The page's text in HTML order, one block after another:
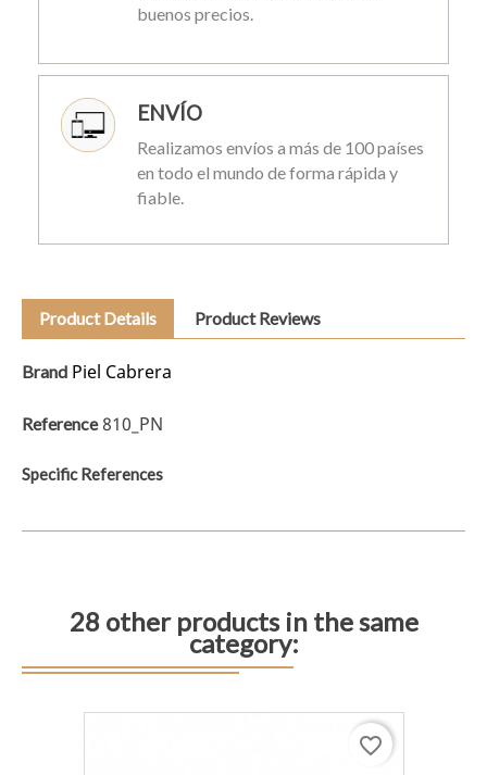
buenos precios.
ENVÍO
Realizamos envíos a más de 100 países
en todo el mundo de forma rápida y
fiable.
Product Details Product Reviews
Brand Piel Cabrera
Reference 810_PN
Specific References
28 other products in the same
category:
favorite_border